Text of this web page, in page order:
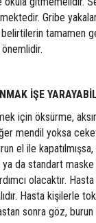
Gribe
belirtilerin tamamen
İŞE
için öksürme,
mendil yoksa
el ile
da standart maske
olacaktır.
Hasta kişilerle
sonra göz, burun